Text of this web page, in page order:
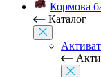
Кормова
Каталог